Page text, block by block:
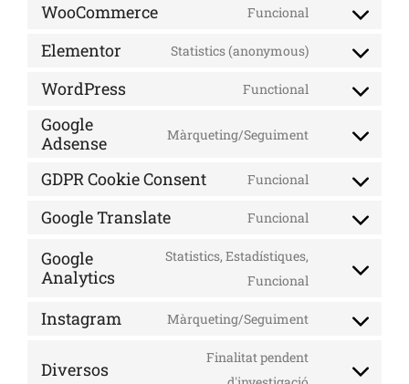
WooCommerce Funcional
Elementor Statistics (anonymous)
WordPress Functional
Google
Adsense
Màrqueting/Seguiment
GDPR Cookie Consent Funcional
Google Translate Funcional
Google
Analytics
Statistics, Estadístiques,
Funcional
Instagram Màrqueting/Seguiment
Diversos
Finalitat pendent